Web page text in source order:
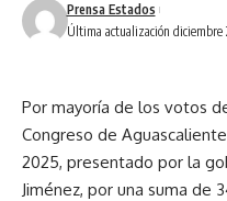
Última actualización diciembre
Prensa Estados
Por mayoría de los votos
Congreso de
2025, presentado por la
Jiménez, por una suma de